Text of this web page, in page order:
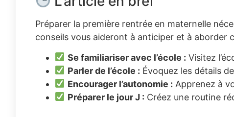
Préparer la première rentrée en maternelle
conseils vous aideront à anticiper et à aborder
Se familiariser avec l’école : Visitez
Parler de l’école : Évoquez les détails
Encourager l’autonomie : Apprenez à
Préparer le jour J : Créez une routine